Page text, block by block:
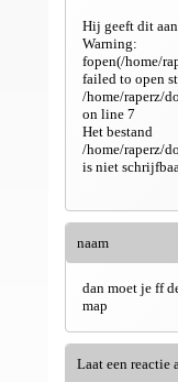
Hij geeft dit
Warning:
fopen(/home/
failed to open
/home/raperz/
on line 7
Het bestand
/home/raperz/
is niet
naam
dan moet je ff
map
Laat een reactie